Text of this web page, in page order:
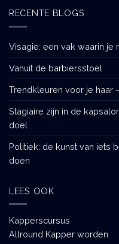
RECENTE BLOGS
Visagie: een vak waarin je
Vanuit de barbiersstoel
Trendkleuren voor je haar
Stagiaire zijn in de
doel
Politiek: de kunst van iets
doen
LEES OOK
Kapperscursus
Allround Kapper worden